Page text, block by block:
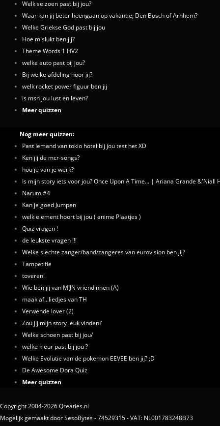
Welk seizoen past bij jou?
Waar kan jij beter heengaan op vakantie; Den Bosch of Arnhem?
Welke Griekse God past bij jou
Hoe mislukt ben jij?
Theme Words 1 HV2
welke auto past bij jou?
Bij welke afdeling hoor jij?
welk rocket power figuur ben jij
is msn jou lust en leven?
Meer quizzen
Nog meer quizzen:
Past Iemand van tokio hotel bij jou test het XD
Ken jij de mcr-songs?
hou je van je werk?
Is mijn story iets voor jou? Once Upon A Time... | Ariana Grande &'Niall
Naruto #4
Kan je goed Jumpen
welk element hoort bij jou ( anime Plaatjes )
Quiz vragen !
de leukste vragen !!!
Welke slechte zanger/band/zangeres van eurovision ben jij?
Tampetifie
toveren!
Wie ben jij van MIJN vriendinnen (A)
maak af...liedjes van TH
Verwende lover (2)
Zou jij mijn story leuk vinden?
Welke schoen past bij jou/
welke kleur past bij jou ?
Welke Evolutie van de pokemon EEVEE ben jij? ;D
De Awesome Dora Quiz
Meer quizzen
Copyright 2004-2026 Qreaties.nl
Mogelijk gemaakt door SesoBytes - 74529315 - VAT: NL001783248B73